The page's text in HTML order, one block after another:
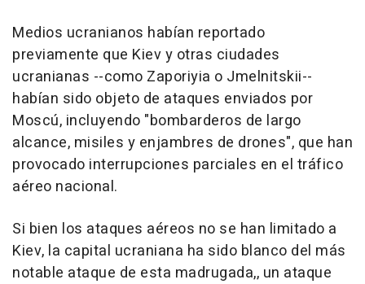
Medios ucranianos habían reportado
previamente que Kiev y otras ciudades
ucranianas --como Zaporiyia o Jmelnitskii--
habían sido objeto de ataques enviados por
Moscú, incluyendo "bombarderos de largo
alcance, misiles y enjambres de drones", que han
provocado interrupciones parciales en el tráfico
aéreo nacional.
Si bien los ataques aéreos no se han limitado a
Kiev, la capital ucraniana ha sido blanco del más
notable ataque de esta madrugada,, un ataque